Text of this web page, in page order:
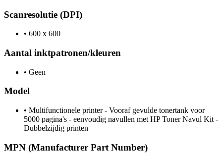
Scanresolutie (DPI)
• 600 x 600
Aantal inktpatronen/kleuren
• Geen
Model
• Multifunctionele printer - Vooraf gevulde tonertank voor
5000 pagina's - eenvoudig navullen met HP Toner Navul Kit -
Dubbelzijdig printen
MPN (Manufacturer Part Number)